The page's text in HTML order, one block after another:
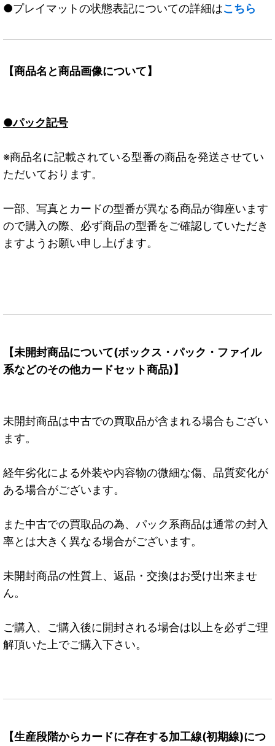
●プレイマットの状態表記についての詳細はこちら
【商品名と商品画像について】
●パック記号
※商品名に記載されている型番の商品を発送させてい
ただいております。
一部、写真とカードの型番が異なる商品が御座います
ので購入の際、必ず商品の型番をご確認していただき
ますようお願い申し上げます。
【未開封商品について(ボックス・パック・ファイル
系などのその他カードセット商品)】
未開封商品は中古での買取品が含まれる場合もござい
ます。
経年劣化による外装や内容物の微細な傷、品質変化が
ある場合がございます。
また中古での買取品の為、パック系商品は通常の封入
率とは大きく異なる場合がございます。
未開封商品の性質上、返品・交換はお受け出来ませ
ん。
ご購入、ご購入後に開封される場合は以上を必ずご理
解頂いた上でご購入下さい。
【生産段階からカードに存在する加工線(初期線)につ